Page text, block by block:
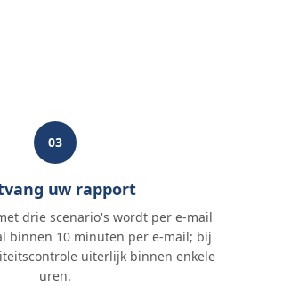
03
uw rapport
drie scenario's wordt per e-mail
binnen 10 minuten per e-mail; bij
uiterlijk binnen enkele
uren.